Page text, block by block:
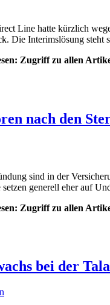
Line hatte kürzlich
Die Interimslösung steht
Zugriff zu allen
nach den
sind in der
generell eher auf
Zugriff zu allen
bei der